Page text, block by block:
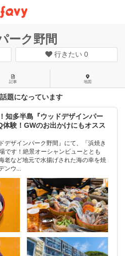
ーク野間
行きたい 0
記事 地図
題になっています
知多半島『ウッドデザインパー
験！GWのお出かけにもオスス
デザインパーク野間』にて、「浜焼き
です！絶景オーシャンビューととも
老など地元で水揚げされた海の幸を焼
ンウ...